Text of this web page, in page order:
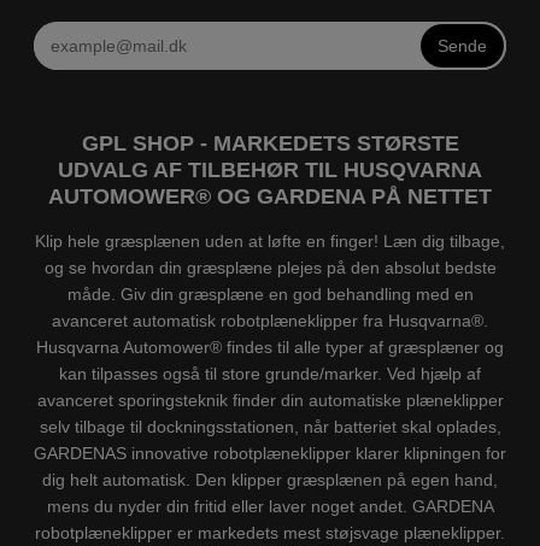
Sende
GPL SHOP - MARKEDETS STØRSTE
UDVALG AF TILBEHØR TIL HUSQVARNA
AUTOMOWER® OG GARDENA PÅ NETTET
Klip hele græsplænen uden at løfte en finger! Læn dig tilbage,
og se hvordan din græsplæne plejes på den absolut bedste
måde. Giv din græsplæne en god behandling med en
avanceret automatisk robotplæneklipper fra Husqvarna®.
Husqvarna Automower® findes til alle typer af græsplæner og
kan tilpasses også til store grunde/marker. Ved hjælp af
avanceret sporingsteknik finder din automatiske plæneklipper
selv tilbage til dockningsstationen, når batteriet skal oplades,
GARDENAS innovative robotplæneklipper klarer klipningen for
dig helt automatisk. Den klipper græsplænen på egen hand,
mens du nyder din fritid eller laver noget andet. GARDENA
robotplæneklipper er markedets mest støjsvage plæneklipper.